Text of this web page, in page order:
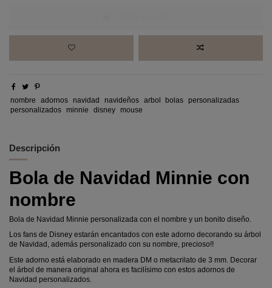
nombre adornos navidad navideños arbol bolas personalizadas
personalizados minnie disney mouse
Descripción
Bola de Navidad Minnie con
nombre
Bola de Navidad Minnie personalizada con el nombre y un bonito diseño.
Los fans de Disney estarán encantados con este adorno decorando su árbol
de Navidad, además personalizado con su nombre, precioso!!
Este adorno está elaborado en madera DM o metacrilato de 3 mm. Decorar
el árbol de manera original ahora es facilísimo con estos adornos de
Navidad personalizados.